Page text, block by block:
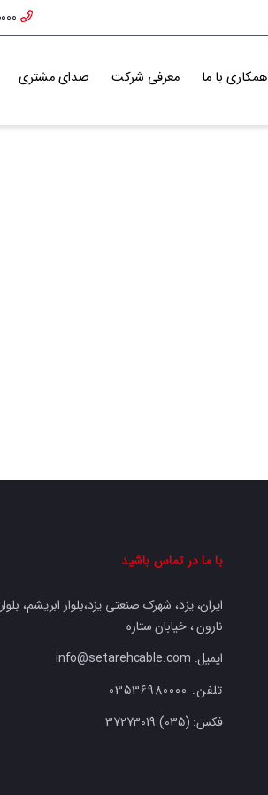
همکاری با ما معرفی شرکت صدای مشتری
با ما در تماس باشید
ایران، یزد، شهرک صنعتی یزد،بلوار ابریشم، بلوار
نارون ، خیابان ستاره
ایمیل: info@setarehcable.com
تلفن: 03536980000
فکس: 37273019 (035)